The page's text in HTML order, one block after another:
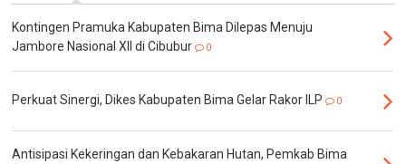
Kontingen Pramuka Kabupaten Bima Dilepas Menuju
Jambore Nasional XII di Cibubur
0
Perkuat Sinergi, Dikes Kabupaten Bima Gelar Rakor ILP 0
Antisipasi Kekeringan dan Kebakaran Hutan, Pemkab Bima